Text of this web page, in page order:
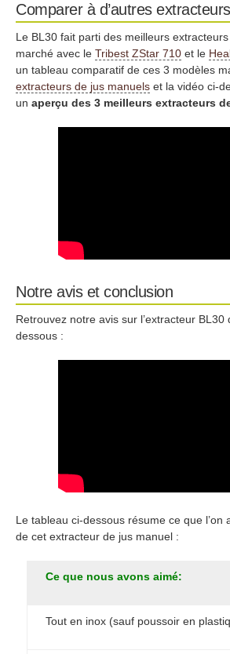
Comparer à d’autres
Le BL30 fait parti des meilleurs
marché avec le Tribest ZStar 710 et le
un tableau comparatif de ces 3 modèles
extracteurs de jus manuels et la vidéo ci-
un aperçu des 3 meilleurs extracteurs
Notre avis et conclusion
Retrouvez notre avis sur l’extracteur BL30
dessous :
Le tableau ci-dessous résume ce que l’on
de cet extracteur de jus manuel :
Ce que nous avons aimé:
Tout en inox (sauf poussoir en